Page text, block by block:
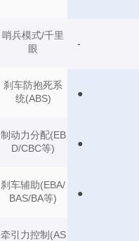
哨兵模式/千里
眼
刹车防抱死系
统(ABS)
制动力分配(EB
D/CBC等)
刹车辅助(EBA/
BAS/BA等)
牵引力控制(AS
-
●
●
●